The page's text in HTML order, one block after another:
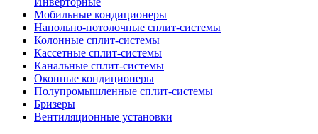
Мобильные кондиционеры
Напольно-потолоч​ные ​сплит-системы
Колонные ​​сплит-системы
Кассетные сплит-системы
Канальные сплит-системы
Оконные кондиционеры
Полупромышленные сплит-системы
Бризеры
Вентиляционные установки